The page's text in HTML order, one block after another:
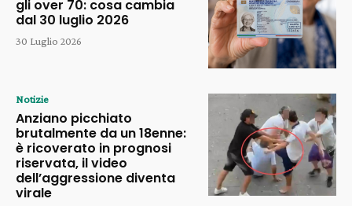
gli over 70: cosa cambia
dal 30 luglio 2026
30 Luglio 2026
Notizie
Anziano picchiato
brutalmente da un 18enne:
è ricoverato in prognosi
riservata, il video
dell’aggressione diventa
virale